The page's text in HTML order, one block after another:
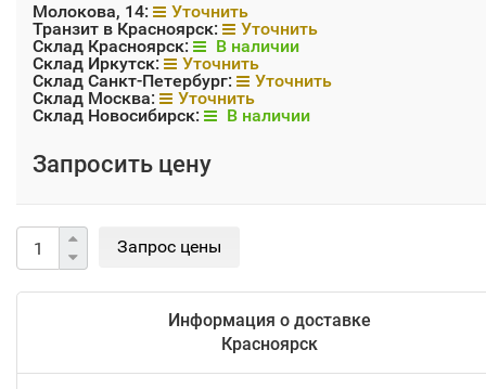
Молокова, 14:
Уточнить
Транзит в Красноярск:
Уточнить
Склад Красноярск:
В наличии
Склад Иркутск:
Уточнить
Склад Санкт-Петербург:
Уточнить
Склад Москва:
Уточнить
Склад Новосибирск:
В наличии
Запросить цену
Информация о доставке
Красноярск